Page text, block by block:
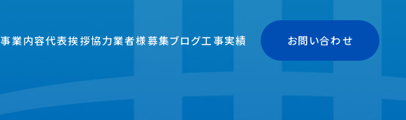
事業内容代表挨拶協力業者様募集ブログ工事実績 お問い合わせ